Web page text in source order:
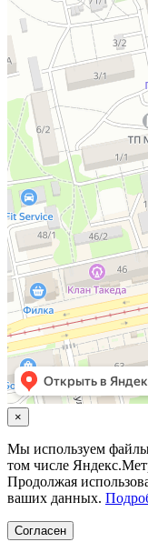
×
Мы используем
том числе
Продолжая
ваших данных.
Согласен